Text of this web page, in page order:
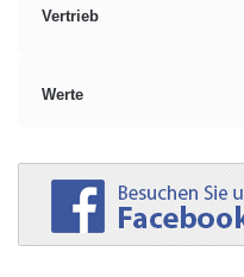
Vertrieb
Werte